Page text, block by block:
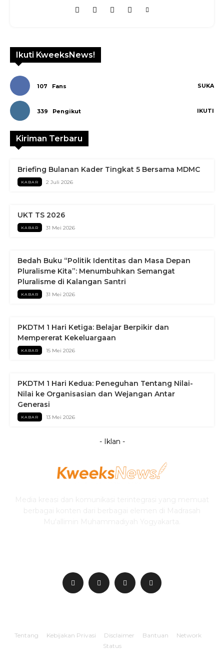
Ikuti KweeksNews!
107 Fans SUKA
339 Pengikut IKUTI
Kiriman Terbaru
Briefing Bulanan Kader Tingkat 5 Bersama MDMC
KABAR 2 Juli 2026
UKT TS 2026
KABAR 31 Mei 2026
Bedah Buku “Politik Identitas dan Masa Depan
Pluralisme Kita”: Menumbuhkan Semangat
Pluralisme di Kalangan Santri
KABAR 31 Mei 2026
PKDTM 1 Hari Ketiga: Belajar Berpikir dan
Mempererat Kekeluargaan
KABAR 15 Mei 2026
PKDTM 1 Hari Kedua: Peneguhan Tentang Nilai-
Nilai ke Organisasian dan Wejangan Antar
Generasi
KABAR 13 Mei 2026
- Iklan -
Tentang Kebijakan Privasi Disclaimer Bantuan
Network
Status